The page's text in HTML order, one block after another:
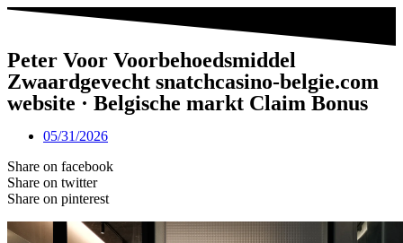
Peter Voor Voorbehoedsmiddel
Zwaardgevecht snatchcasino-belgie.com
website · Belgische markt Claim Bonus
05/31/2026
Share on facebook
Share on twitter
Share on pinterest